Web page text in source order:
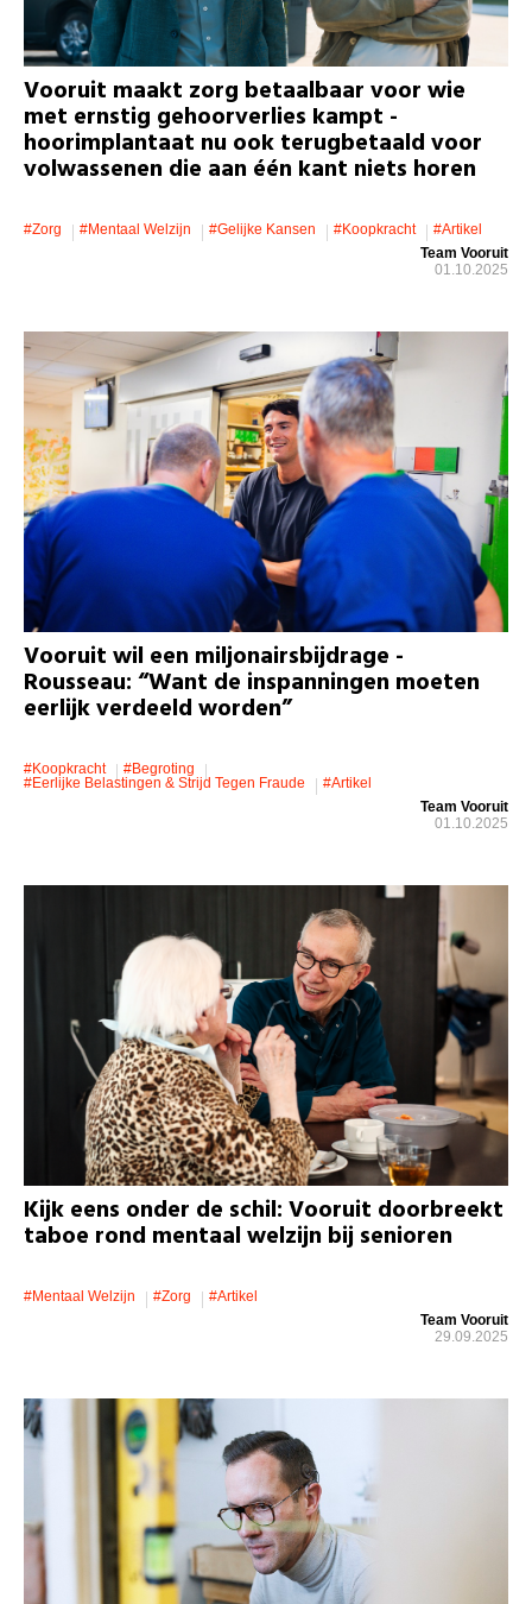
Vooruit maakt zorg betaalbaar voor wie
met ernstig gehoorverlies kampt -
hoorimplantaat nu ook terugbetaald voor
volwassenen die aan één kant niets horen
#zorg #mentaal Welzijn #gelijke Kansen #koopkracht
#artikel
Team Vooruit
01.10.2025
Vooruit wil een miljonairsbijdrage -
Rousseau: “Want de inspanningen moeten
eerlijk verdeeld worden”
#koopkracht
#Begroting
#eerlijke Belastingen & Strijd Tegen Fraude
#artikel
Team Vooruit
01.10.2025
Kijk eens onder de schil: Vooruit doorbreekt
taboe rond mentaal welzijn bij senioren
#mentaal Welzijn #zorg
#artikel
Team Vooruit
29.09.2025